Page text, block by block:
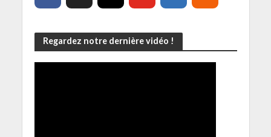
Regardez notre dernière vidéo !